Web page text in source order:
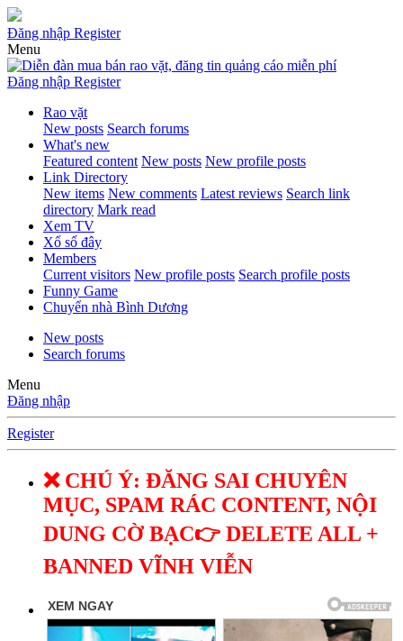
Đăng nhập Register
Menu
Đăng nhập Register
Rao vặt
New posts Search forums
What's new
Featured content New posts New profile posts
Link Directory
New items New comments Latest reviews Search link
directory Mark read
Xem TV
Xổ số đây
Members
Current visitors New profile posts Search profile posts
Funny Game
Chuyển nhà Bình Dương
New posts
Search forums
Menu
Đăng nhập
Register
❌ CHÚ Ý: ĐĂNG SAI CHUYÊN
MỤC, SPAM RÁC CONTENT, NỘI
DUNG CỜ BẠC👉 DELETE ALL +
BANNED VĨNH VIỄN